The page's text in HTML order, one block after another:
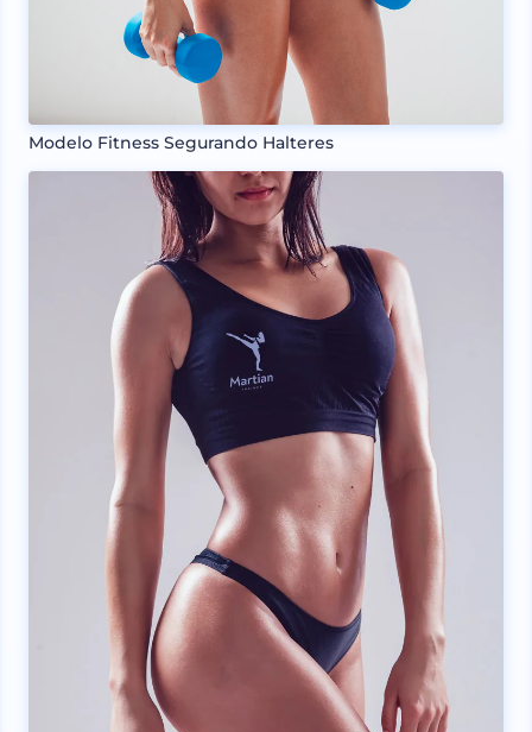
Modelo Fitness Segurando Halteres